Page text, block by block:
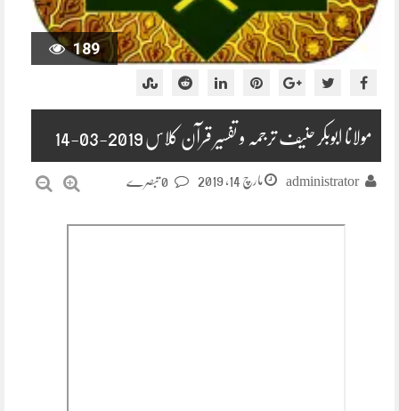
189
مولانا ابوبکر حنیف ترجمہ و تفسیر قرآن کلاس 2019-03-14
administrator مارچ 14, 2019